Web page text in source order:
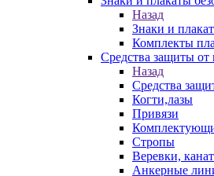
Назад
Знаки и
Комплекты
Средства защиты
Назад
Средства
Когти,лазы
Привязи
Стропы
Веревки,
Анкерные